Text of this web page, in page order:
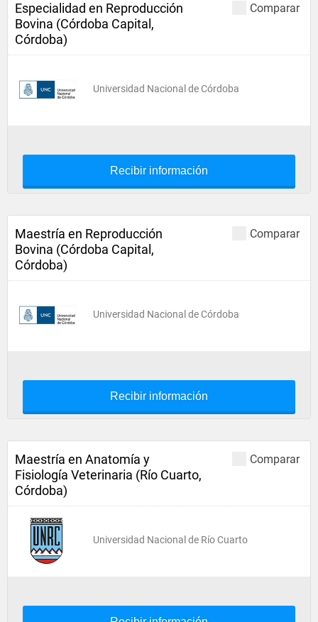
Comparar
Especialidad en Reproducción
Bovina (Córdoba Capital,
Córdoba)
Universidad Nacional de Córdoba
Recibir información
Comparar
Maestría en Reproducción
Bovina (Córdoba Capital,
Córdoba)
Universidad Nacional de Córdoba
Recibir información
Comparar
Maestría en Anatomía y
Fisiología Veterinaria (Río Cuarto,
Córdoba)
Universidad Nacional de Río Cuarto